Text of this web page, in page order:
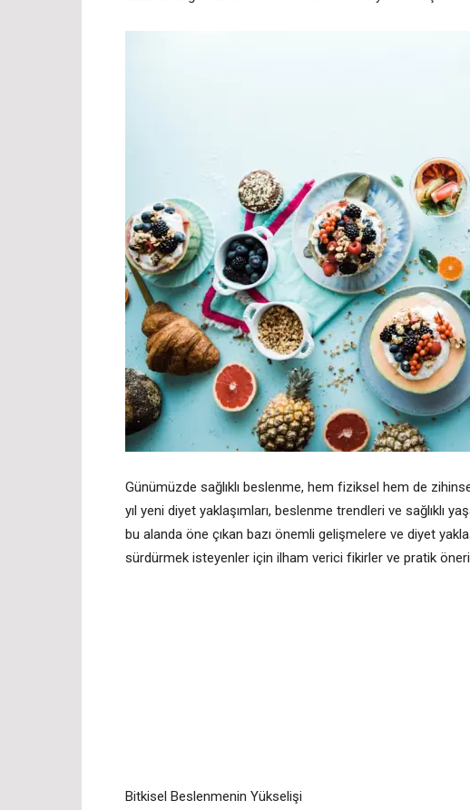
Günümüzde sağlıklı beslenme, hem fiziksel hem de
yıl yeni diyet yaklaşımları, beslenme trendleri ve sağlıklı
bu alanda öne çıkan bazı önemli gelişmelere ve diyet
sürdürmek isteyenler için ilham verici fikirler ve pratik
Bitkisel Beslenmenin Yükselişi